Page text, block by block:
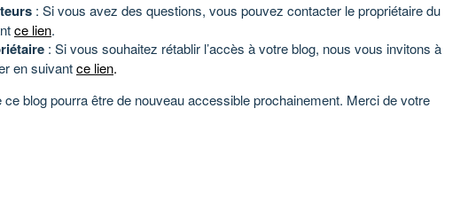
: Si vous avez des questions, vous pouvez contacter le propriétaire du
ce lien.
: Si vous souhaitez rétablir l’accès à votre blog, nous vous invitons à
en suivantce lien.
blog pourra être de nouveau accessible prochainement. Merci de votre